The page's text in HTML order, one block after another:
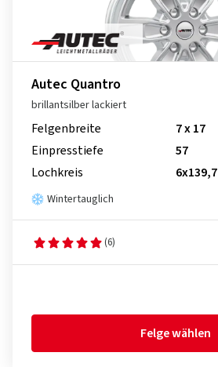
Autec Quantro
brillantsilber lackiert
Felgenbreite
7 x 17
Einpresstiefe
57
Lochkreis
6x139,7
Wintertauglich
(6)
Felge wählen